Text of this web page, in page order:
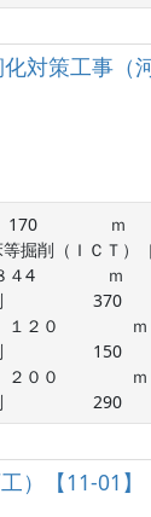
対策工事（
170　　　　 ｍ
ＩＣＴ建機
４4　　　　 ｍ
　　　
１２０　　　　 ｍ
　　　
２００　　　　 ｍ
　　　
）【11-01】